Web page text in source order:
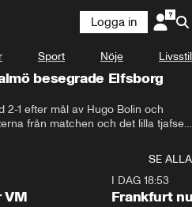
Logga in
Sport Nöje Livsstil
besegrade Elfsborg
2-1 efter mål av Hugo Bolin och
från matchen och det lilla tjafset
tränare Henrik Rydström.
SE ALLA
VM
I DAG 18:53
Frankfurt